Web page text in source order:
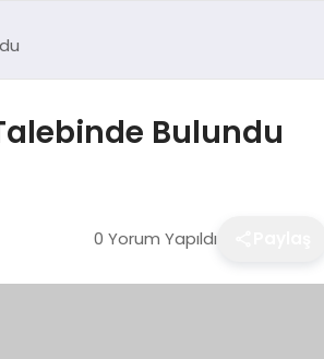
Bulundu
0 Yorum Yapıldı